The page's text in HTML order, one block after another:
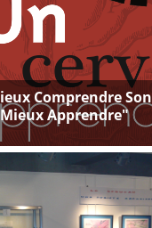
Comprendre Son
Apprendre"